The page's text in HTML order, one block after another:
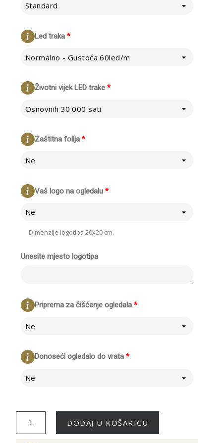
Standard
*
Led traka
Normalno - Gustoća 60led/m
*
Životni vijek LED trake
Osnovnih 30.000 sati
*
Zaštitna folija
Ne
*
Vaš logo na ogledalu
Ne
Dimenzije logotipa 20x20 cm.
Unesite mjesto logotipa
*
Priprema za čišćenje ogledala
Ne
*
Donoseći ogledalo do vrata
Ne
DODAJ U KOŠARICU